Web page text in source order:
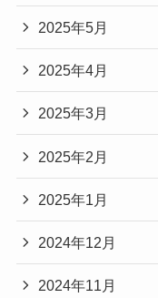
2025年5月
2025年4月
2025年3月
2025年2月
2025年1月
2024年12月
2024年11月